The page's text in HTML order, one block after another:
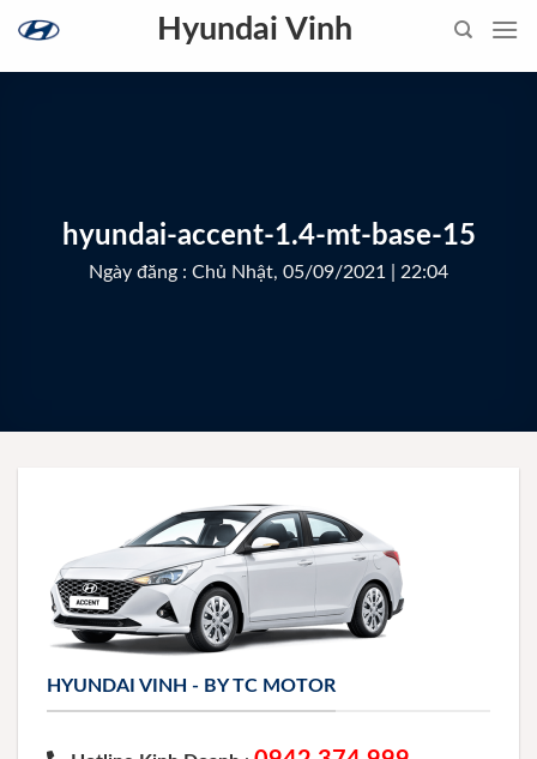
content
Hyundai Vinh
hyundai-accent-1.4-mt-base-15
Ngày đăng : Chủ Nhật, 05/09/2021 | 22:04
HYUNDAI VINH - BY TC MOTOR